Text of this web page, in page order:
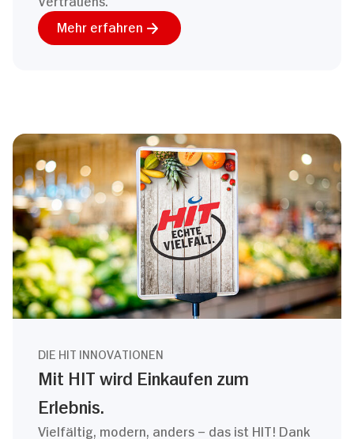
Mehr erfahren
DIE HIT INNOVATIONEN
Mit HIT wird Einkaufen zum
Erlebnis.
Vielfältig, modern, anders – das ist HIT! Dank